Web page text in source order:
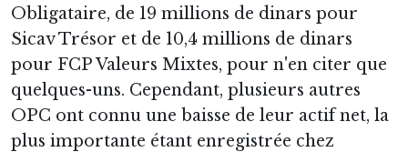
Obligataire, de 19 millions de dinars pour
Sicav Trésor et de 10,4 millions de dinars
pour FCP Valeurs Mixtes, pour n'en citer que
quelques-uns. Cependant, plusieurs autres
OPC ont connu une baisse de leur actif net, la
plus importante étant enregistrée chez